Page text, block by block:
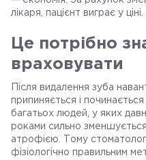
лікаря, пацієнт виграє у ціні.
Це потрібно
враховувати
Після видалення зуба
припиняється і починається
багатьох людей, у яких
роками сильно
атрофією. Тому
фізіологічно правильним